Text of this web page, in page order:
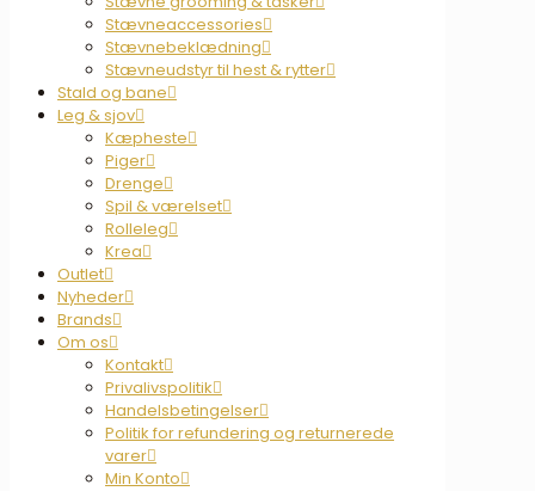
Stævneaccessories
Stævnebeklædning
Stævneudstyr til hest & rytter
Stald og bane
Leg & sjov
Kæpheste
Piger
Drenge
Spil & værelset
Rolleleg
Krea
Outlet
Nyheder
Brands
Om os
Kontakt
Privalivspolitik
Handelsbetingelser
Politik for refundering og returnerede
varer
Min Konto